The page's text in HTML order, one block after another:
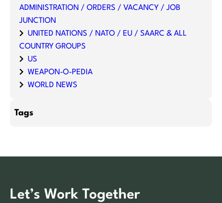
ADMINISTRATION / ORDERS / VACANCY / JOB
JUNCTION
UNITED NATIONS / NATO / EU / SAARC & ALL
COUNTRY GROUPS
US
WEAPON-O-PEDIA
WORLD NEWS
Tags
Let’s Work Together